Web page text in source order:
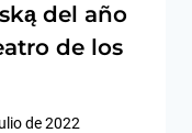
del año
de los
de 2022